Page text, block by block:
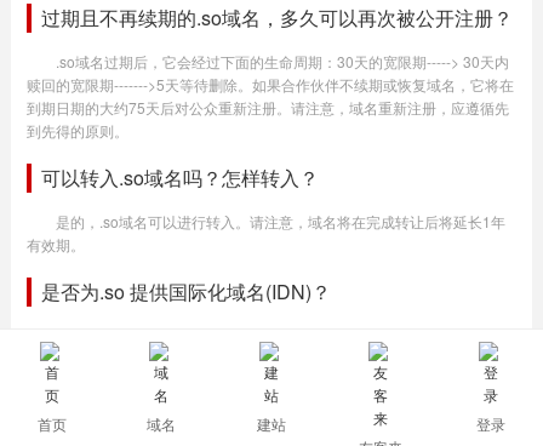
过期且不再续期的.so域名，多久可以再次被公开注册？
.so域名过期后，它会经过下面的生命周期：30天的宽限期-----> 30天内
赎回的宽限期------->5天等待删除。如果合作伙伴不续期或恢复域名，它将在
到期日期的大约75天后对公众重新注册。请注意，域名重新注册，应遵循先
到先得的原则。
可以转入.so域名吗？怎样转入？
是的，.so域名可以进行转入。请注意，域名将在完成转让后将延长1年
有效期。
是否为.so 提供国际化域名(IDN)？
首页 域名
建站
登录